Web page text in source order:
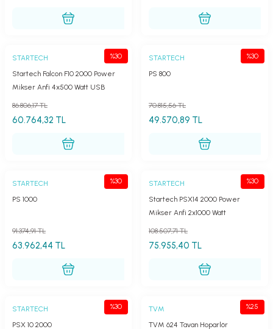
%30
STARTECH
Startech Falcon F10 2000 Power
Mikser Anfi 4x500 Watt USB
60.764,32 TL
86.806,17 TL
%30
STARTECH
PS 800
49.570,89 TL
70.815,56 TL
%30
STARTECH
PS 1000
63.962,44 TL
91.374,91 TL
%30
STARTECH
Startech PSX14 2000 Power
Mikser Anfi 2x1000 Watt
75.955,40 TL
108.507,71 TL
%30
STARTECH
PSX 10 2000
%25
TVM
TVM 624 Tavan Hoparlör